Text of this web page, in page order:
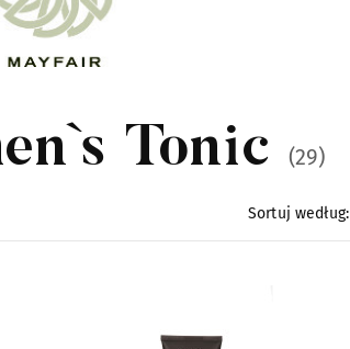
Tonic (29)
Sortuj według: